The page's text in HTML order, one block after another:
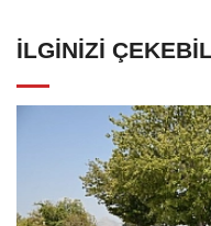
İLGINIZI